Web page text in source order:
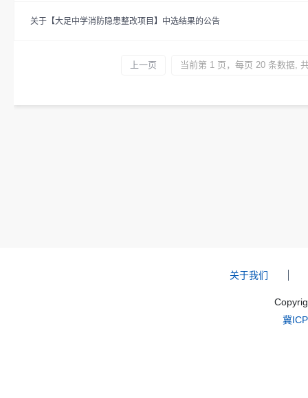
关于【大足中学消防隐患整改项目】中选结果的公告
上一页 当前第 1 页，每页 20 条数据,
关于我们
冀